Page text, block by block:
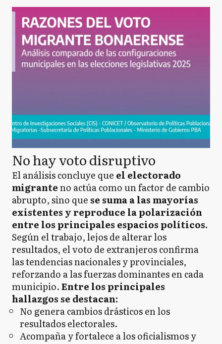
No hay voto disruptivo
El análisis concluye que el electorado
migranteno actúa como un factor de cambio
abrupto, sino que se suma a las mayorías
existentes y reproduce la polarización
entre los principales espacios políticos.
Según el trabajo, lejos de alterar los
resultados, el voto de extranjeros confirma
las tendencias nacionales y provinciales,
reforzando a las fuerzas dominantes en cada
municipio.Entre los principales
hallazgos se destacan:
No genera cambios drásticos en los
resultados electorales.
Acompaña y fortalece a los oficialismos y